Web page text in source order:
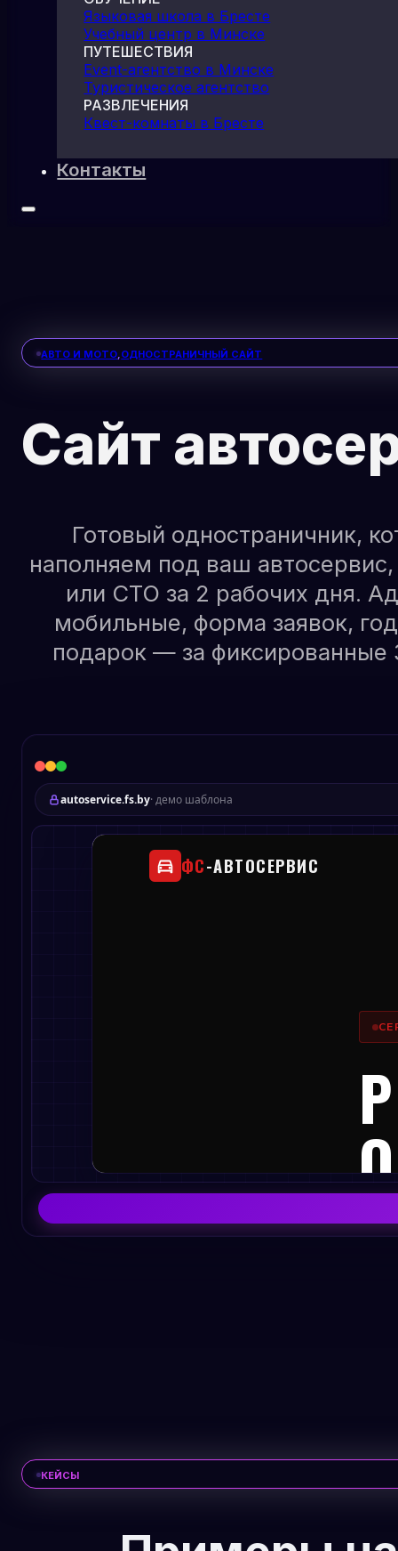
Языковая школа в Бресте
Учебный центр в Минске
ПУТЕШЕСТВИЯ
Event-агентство в Минске
Туристическое агентство
РАЗВЛЕЧЕНИЯ
Квест-комнаты в Бресте
Контакты
АВТО И МОТО ОДНОСТРАНИЧНЫЙ САЙТ
Сайт
Готовый одностраничник,
наполняем под ваш
или СТО за 2 рабочих дня.
мобильные, форма заявок,
подарок — за фиксированные
autoservice.fs.by· демо шаблона
КЕЙСЫ